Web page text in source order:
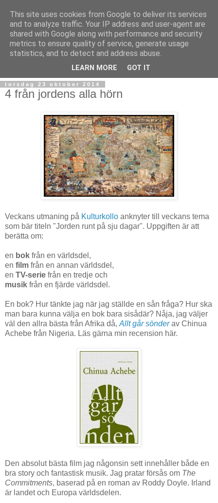
torsdag 23 oktober 2014
4 från jordens alla hörn
Veckans utmaning på Kulturkollo anknyter till veckans tema
som bär titeln "Jorden runt på sju dagar". Uppgiften är att
berätta om:
en bok från en världsdel,
en film från en annan världsdel,
en TV-serie från en tredje och
musik från en fjärde världsdel.
En bok? Hur tänkte jag när jag ställde en sån fråga? Hur ska
man bara kunna välja en bok bara sisådär? Nåja, jag väljer
väl den allra bästa från Afrika då,Allt går sönderav Chinua
Achebe från Nigeria. Läs gärna min recension här.
Den absolut bästa film jag någonsin sett innehåller både en
bra story och fantastisk musik. Jag pratar försås om The
Commitments, baserad på en roman av Roddy Doyle. Irland
är landet och Europa världsdelen.
This site uses cookies from Google to deliver its services
and to analyze traffic. Your IP address and user-agent are
shared with Google along with performance and security
metrics to ensure quality of service, generate usage
statistics, and to detect and address abuse.
LEARN MORE GOT IT